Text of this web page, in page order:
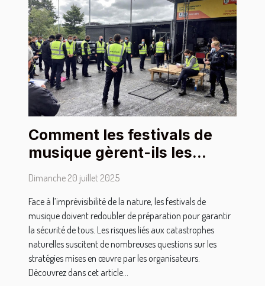
Comment les festivals de
musique gèrent-ils les
catastrophes naturelles ?
Dimanche 20 juillet 2025
Face à l’imprévisibilité de la nature, les festivals de
musique doivent redoubler de préparation pour garantir
la sécurité de tous. Les risques liés aux catastrophes
naturelles suscitent de nombreuses questions sur les
stratégies mises en œuvre par les organisateurs.
Découvrez dans cet article...